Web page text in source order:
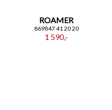
ROAMER
869847 41 20 20
1 590,-